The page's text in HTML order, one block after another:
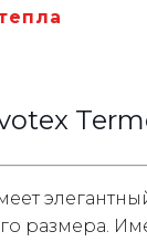
размера.